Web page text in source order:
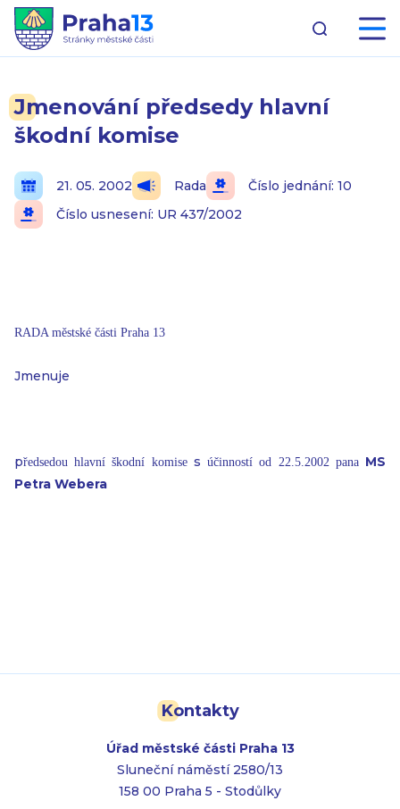
Jmenování předsedy hlavní
škodní komise
21. 05. 2002 Rada
Číslo jednání: 10
Číslo usnesení: UR 437/2002
RADA městské části Praha 13
Jmenuje
předsedou hlavní škodní komise s účinností od 22.5.2002 pana MS
Petra Webera
Kontakty
Úřad městské části Praha 13
Sluneční náměstí 2580/13
158 00 Praha 5 - Stodůlky